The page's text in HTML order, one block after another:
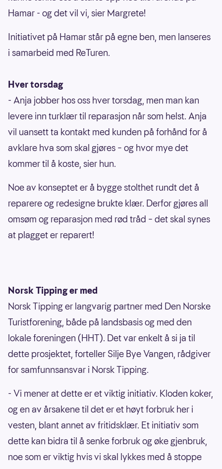
Hamar - og det vil vi, sier Margrete!
Initiativet på Hamar står på egne ben, men lanseres
i samarbeid med ReTuren.
Hver torsdag
- Anja jobber hos oss hver torsdag, men man kan
levere inn turklær til reparasjon når som helst. Anja
vil uansett ta kontakt med kunden på forhånd for å
avklare hva som skal gjøres – og hvor mye det
kommer til å koste, sier hun.
Noe av konseptet er å bygge stolthet rundt det å
reparere og redesigne brukte klær. Derfor gjøres all
omsøm og reparasjon med rød tråd – det skal synes
at plagget er reparert!
Norsk Tipping er med
Norsk Tipping er langvarig partner med Den Norske
Turistforening, både på landsbasis og med den
lokale foreningen (HHT). Det var enkelt å si ja til
dette prosjektet, forteller Silje Bye Vangen, rådgiver
for samfunnsansvar i Norsk Tipping.
- Vi mener at dette er et viktig initiativ. Kloden koker,
og en av årsakene til det er et høyt forbruk her i
vesten, blant annet av fritidsklær. Et initiativ som
dette kan bidra til å senke forbruk og øke gjenbruk,
noe som er viktig hvis vi skal lykkes med å stoppe